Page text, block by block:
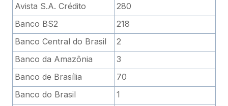
Avista S.A. Crédito
280
Banco BS2
218
Banco Central do Brasil
2
Banco da Amazônia
3
Banco de Brasília
70
Banco do Brasil
1